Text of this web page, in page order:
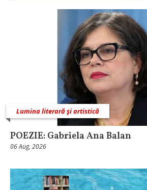
Lumina literară şi artistică
POEZIE: Gabriela Ana Balan
06 Aug, 2026